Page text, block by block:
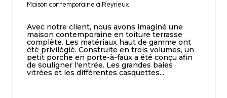
Maison contemporaine à Reyrieux
Avec notre client, nous avons imaginé une
maison contemporaine en toiture terrasse
complète. Les matériaux haut de gamme ont
été privilégié. Construite en trois volumes, un
petit porche en porte-à-faux a été conçu afin
de souligner l'entrée. Les grandes baies
vitrées et les différentes casquettes...